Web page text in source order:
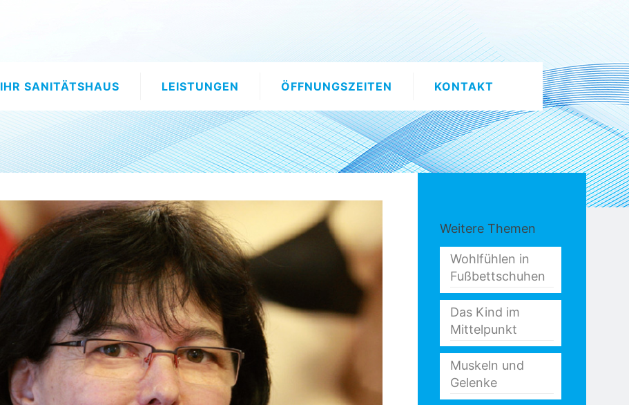
IHR SANITÄTSHAUS LEISTUNGEN ÖFFNUNGSZEITEN KONTAKT
Weitere Themen
Wohlfühlen in
Fußbettschuhen
Das Kind im
Mittelpunkt
Muskeln und
Gelenke